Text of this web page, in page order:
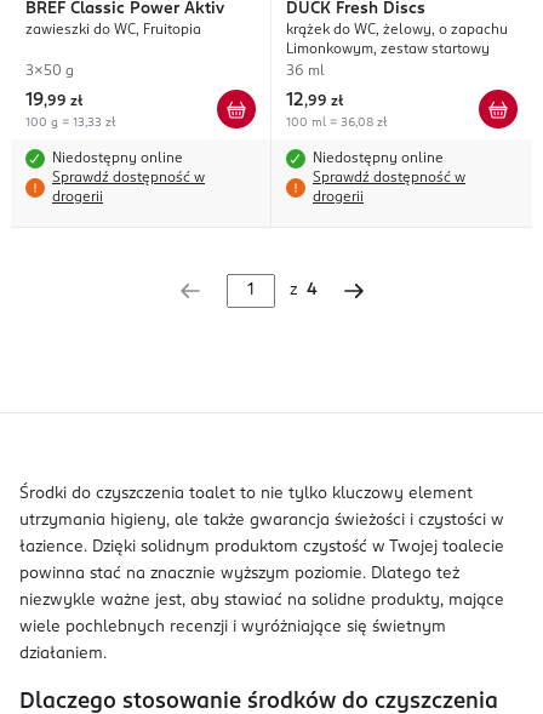
BREF Classic Power Aktiv
zawieszki do WC, Fruitopia
3x50 g
19,99 zł
100 g = 13,33 zł
Niedostępny online
Sprawdź dostępność w
drogerii
DUCK Fresh Discs
krążek do WC, żelowy, o zapachu
Limonkowym, zestaw startowy
36 ml
12,99 zł
100 ml = 36,08 zł
Niedostępny online
Sprawdź dostępność w
drogerii
z 4
Środki do czyszczenia toalet to nie tylko kluczowy element
utrzymania higieny, ale także gwarancja świeżości i czystości w
łazience. Dzięki solidnym produktom czystość w Twojej toalecie
powinna stać na znacznie wyższym poziomie. Dlatego też
niezwykle ważne jest, aby stawiać na solidne produkty, mające
wiele pochlebnych recenzji i wyróżniające się świetnym
działaniem.
Dlaczego stosowanie środków do czyszczenia